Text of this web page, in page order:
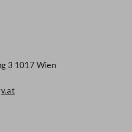
3 1017 Wien